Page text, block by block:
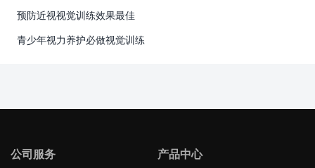
预防近视视觉训练效果最佳
青少年视力养护必做视觉训练
公司服务 产品中心